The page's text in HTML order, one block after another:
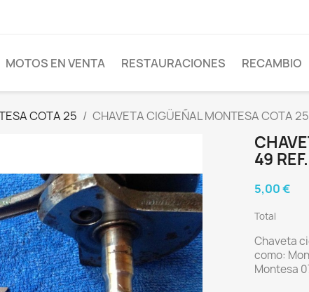
MOTOS EN VENTA RESTAURACIONES RECAMBIO
COTA 25 CHAVETA CIGÜEÑAL MONTESA COTA
49
5,00 €
Total
Chaveta
como:
Montesa